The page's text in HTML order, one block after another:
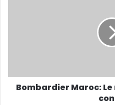
Bombardier Maroc: